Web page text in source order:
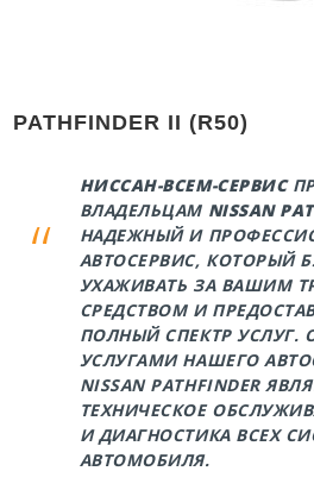
PATHFINDER II (R50)
НИССАН-ВСЕМ-СЕРВИС
ВЛАДЕЛЬЦАМ NISSAN
НАДЕЖНЫЙ И
АВТОСЕРВИС, КОТОРЫЙ
УХАЖИВАТЬ ЗА ВАШИМ
СРЕДСТВОМ И
ПОЛНЫЙ СПЕКТР
УСЛУГАМИ НАШЕГО
NISSAN PATHFINDER
ТЕХНИЧЕСКОЕ
И ДИАГНОСТИКА ВСЕХ
АВТОМОБИЛЯ.